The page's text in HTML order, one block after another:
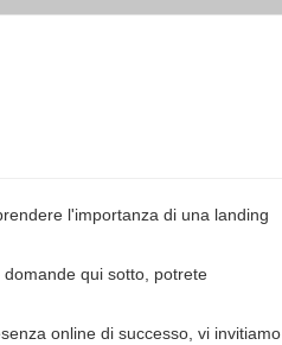
l'importanza di una landing
qui sotto, potrete
online di successo, vi invitiamo